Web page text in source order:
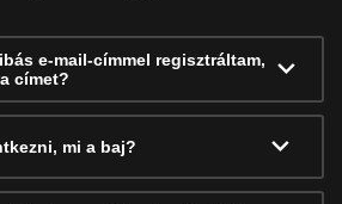
e-mail-címmel regisztráltam,
címet?
mi a baj?